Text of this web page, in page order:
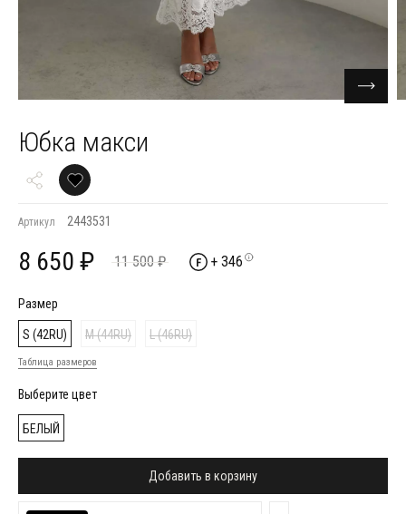
Юбка макси
Артикул 2443531
8 650 ₽ 11 500 ₽ + 346
Размер
S (42RU) M (44RU) L (46RU)
Таблица размеров
Выберите цвет
БЕЛЫЙ
Добавить в корзину